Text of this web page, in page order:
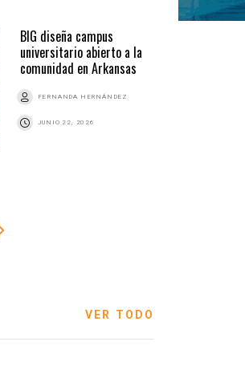
BIG diseña campus
universitario abierto a la
comunidad en Arkansas
FERNANDA HERNÁNDEZ
JUNIO 22, 2026
ARQUITECTURA
VER TODO